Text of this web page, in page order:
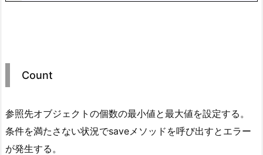
Count
参照先オブジェクトの個数の最小値と最大値を設定する。
条件を満たさない状況でsaveメソッドを呼び出すとエラー
が発生する。